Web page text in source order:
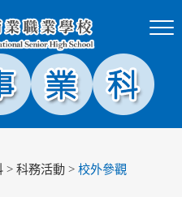
> 科務活動 > 校外參觀